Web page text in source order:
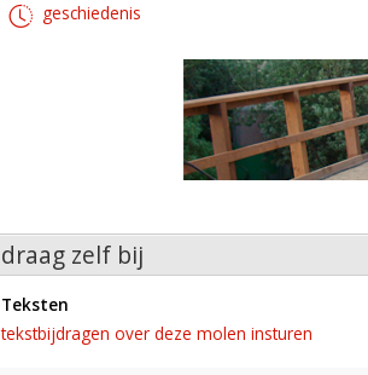
geschiedenis
draag zelf bij
teksten
tekstbijdragen over deze molen insturen